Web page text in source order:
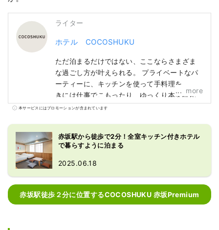
ライター
ホテル COCOSHUKU
ただ泊まるだけではない、ここならさまざま
な過ごし方が叶えられる。 プライベートなパ
ーティーに、キッチンを使って手料理を。 と
きには仕事でこもったり、ゆっくり本を読ん
だり。 家族、仲間、もちろん、ひとりでも。
more
本サービスにはプロモーションが含まれています
赤坂駅から徒歩で2分！全室キッチン付きホテル
で暮らすように泊まる
2025.06.18
赤坂駅徒歩２分に位置するCOCOSHUKU 赤坂Premium